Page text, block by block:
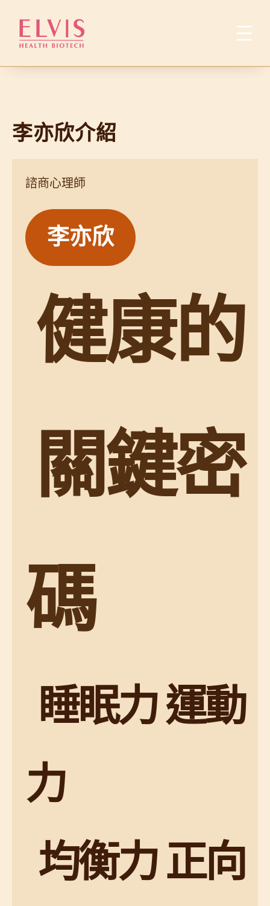
要
李亦欣介紹
諮商心理師
李亦欣
健康的
關鍵密
碼
睡眠力 運動
力
均衡力 正向